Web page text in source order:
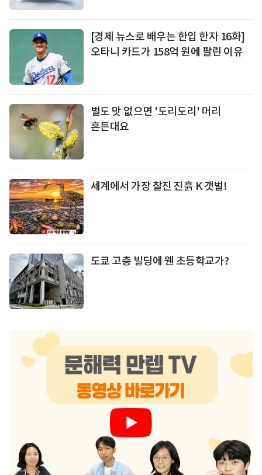
[경제 뉴스로 배우는 한입 한자 16화]
오타니 카드가 158억 원에 팔린 이유
벌도 맛 없으면 '도리도리' 머리
흔든대요
세계에서 가장 찰진 진흙 K 갯벌!
도쿄 고층 빌딩에 웬 초등학교가?